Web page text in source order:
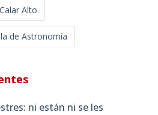
Alto
de Astronomía
ni están ni se les